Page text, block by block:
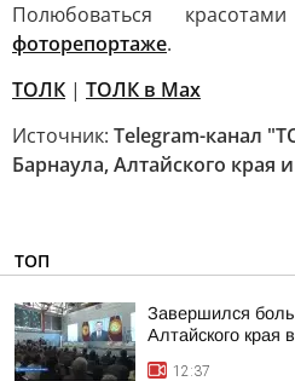
Полюбоваться
фоторепортаже.
ТОЛК | ТОЛК в Мах
Источник: Telegram-канал
Барнаула, Алтайского края
ТОП
Завершился
Алтайского края
12:37